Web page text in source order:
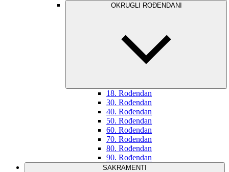
OKRUGLI ROĐENDANI
18. Rođendan
30. Rođendan
40. Rođendan
50. Rođendan
60. Rođendan
70. Rođendan
80. Rođendan
90. Rođendan
SAKRAMENTI